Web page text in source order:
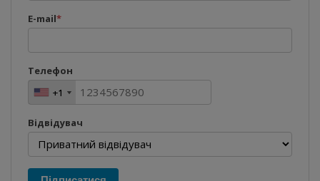
E-mail*
Телефон
+1
+1
Відвідувач